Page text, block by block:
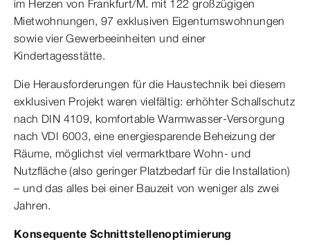
im Herzen von Frankfurt/M. mit 122 großzügigen
Mietwohnungen, 97 exklusiven Eigentumswohnungen
sowie vier Gewerbeeinheiten und einer
Kindertagesstätte.
Die Herausforderungen für die Haustechnik bei diesem
exklusiven Projekt waren vielfältig: erhöhter Schallschutz
nach DIN 4109, komfortable Warmwasser-Versorgung
nach VDI 6003, eine energiesparende Beheizung der
Räume, möglichst viel vermarktbare Wohn- und
Nutzfläche (also geringer Platzbedarf für die Installation)
– und das alles bei einer Bauzeit von weniger als zwei
Jahren.
Konsequente Schnittstellenoptimierung